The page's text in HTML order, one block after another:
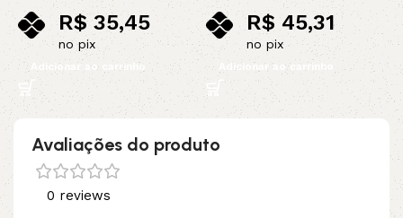
R$35,45
no pix
Adicionar ao carrinho
R$ 45,31
no pix
Adicionar ao carrinho
Avaliações do produto
0 reviews